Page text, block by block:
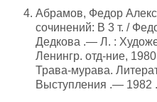
Абрамов, Федор
сочинений: В 3 т. /
Дедкова .— Л. :
Ленингр. отд-ние,
Трава-мурава.
Выступления .— 1982